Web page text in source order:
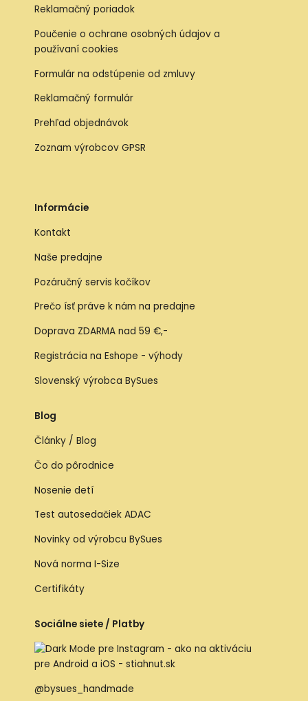
Reklamačný poriadok
Poučenie o ochrane osobných údajov a
používaní cookies
Formulár na odstúpenie od zmluvy
Reklamačný formulár
Prehľad objednávok
Zoznam výrobcov GPSR
Informácie
Kontakt
Naše predajne
Pozáručný servis kočíkov
Prečo ísť práve k nám na predajne
Doprava ZDARMA nad 59 €,-
Registrácia na Eshope - výhody
Slovenský výrobca BySues
Blog
Články / Blog
Čo do pôrodnice
Nosenie detí
Test autosedačiek ADAC
Novinky od výrobcu BySues
Nová norma I-Size
Certifikáty
Sociálne siete / Platby
@bysues_handmade